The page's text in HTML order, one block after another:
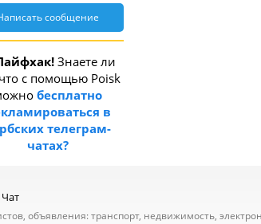
сообщение
Знаете ли
с помощью Poisk
бесплатно
в
телеграм-
чатах?
Чат
объявления: транспорт, недвижимость,